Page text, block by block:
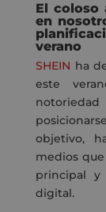
El coloso
en
verano
SHEIN ha
este
objetivo,
medios
principal y
digital.